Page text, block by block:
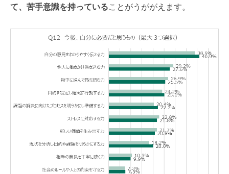
て、苦手意識を持っていることがうががえます。